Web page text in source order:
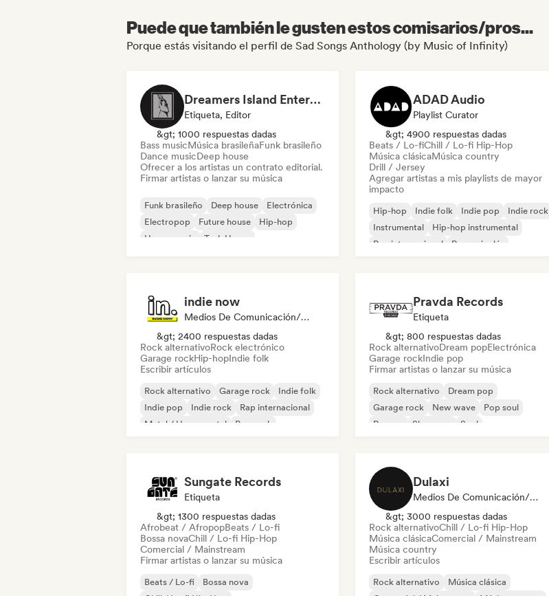
Puede que también le gusten estos comisarios/pros...
Porque estás visitando el perfil de Sad Songs Anthology (by Music of Infinity)
Dreamers Island Entertainment
Etiqueta, Editor
&gt; 1000 respuestas dadas
Bass musicMúsica brasileñaFunk brasileño
Dance musicDeep house
Ofrecer a los artistas un contrato editorial.
Firmar artistas o lanzar su música
Funk brasileño Deep house
Electrónica
Electropop
Future house
Hip-hop
House music
Tech House
ADAD Audio
Playlist Curator
&gt; 4900 respuestas dadas
Beats / Lo-fiChill / Lo-fi Hip-Hop
Música clásicaMúsica country
Drill / Jersey
Agregar artistas a mis playlists de mayor
impacto
Hip-hop Indie folk Indie pop
Indie rock
Instrumental
Hip-hop instrumental
Rap internacional
Rap en inglés
indie now
Medios De Comunicación/Periodista
&gt; 2400 respuestas dadas
Rock alternativoRock electrónico
Garage rockHip-hopIndie folk
Escribir artículos
Rock alternativo Garage rock
Indie folk
Indie pop
Indie rock
Rap internacional
Metal / Heavy metal
Pop rock
Pravda Records
Etiqueta
&gt; 800 respuestas dadas
Rock alternativoDream popElectrónica
Garage rockIndie pop
Firmar artistas o lanzar su música
Rock alternativo
Dream pop
Garage rock
New wave
Pop soul
Reggae
Shoegaze Soul
Sungate Records
Etiqueta
&gt; 1300 respuestas dadas
Afrobeat / AfropopBeats / Lo-fi
Bossa novaChill / Lo-fi Hip-Hop
Comercial / Mainstream
Firmar artistas o lanzar su música
Beats / Lo-fi
Bossa nova
Dulaxi
Medios De Comunicación/Periodista
&gt; 3000 respuestas dadas
Rock alternativoChill / Lo-fi Hip-Hop
Música clásicaComercial / Mainstream
Música country
Escribir artículos
Rock alternativo
Música clásica